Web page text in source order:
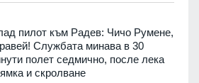
пилот към Радев: Чичо Румене,
Службата минава в 30
полет седмично, после лека
и скролване